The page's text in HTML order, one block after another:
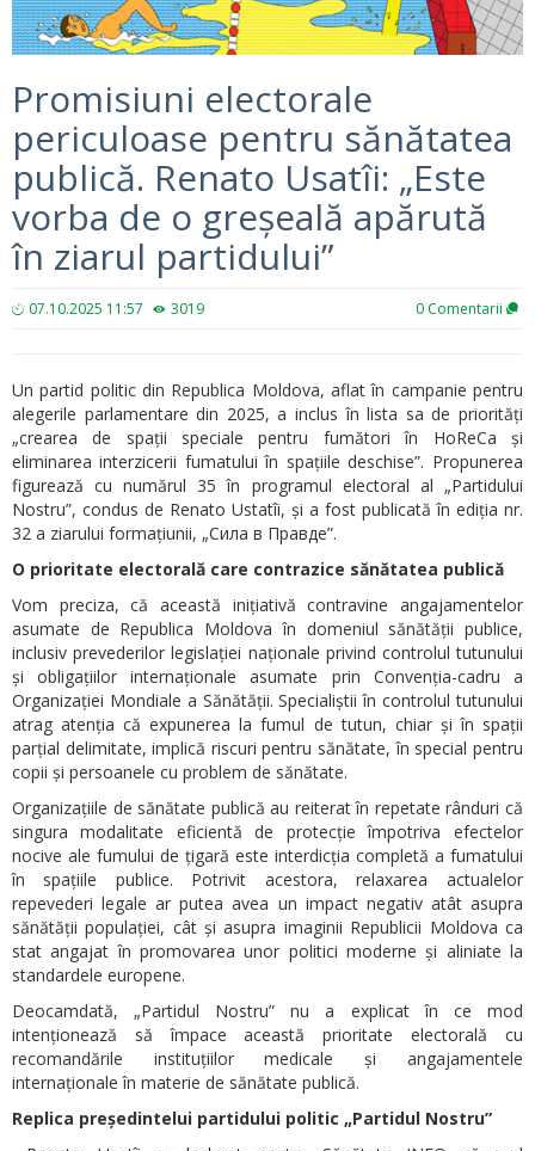
Promisiuni electorale
periculoase pentru sănătatea
publică. Renato Usatîi: „Este
vorba de o greșeală apărută
în ziarul partidului”
07.10.2025 11:57 3019 0 Comentarii
Un partid politic din Republica Moldova, aflat în campanie pentru
alegerile parlamentare din 2025, a inclus în lista sa de priorități
„crearea de spații speciale pentru fumători în HoReCa și
eliminarea interzicerii fumatului în spațiile deschise”. Propunerea
figurează cu numărul 35 în programul electoral al „Partidului
Nostru”, condus de Renato Ustatîi, și a fost publicată în ediția nr.
32 a ziarului formațiunii, „Сила в Правде”.
O prioritate electorală care contrazice sănătatea publică
Vom preciza, că această inițiativă contravine angajamentelor
asumate de Republica Moldova în domeniul sănătății publice,
inclusiv prevederilor legislației naționale privind controlul tutunului
și obligațiilor internaționale asumate prin Convenția-cadru a
Organizației Mondiale a Sănătății. Specialiștii în controlul tutunului
atrag atenția că expunerea la fumul de tutun, chiar și în spații
parțial delimitate, implică riscuri pentru sănătate, în special pentru
copii și persoanele cu problem de sănătate.
Organizațiile de sănătate publică au reiterat în repetate rânduri că
singura modalitate eficientă de protecție împotriva efectelor
nocive ale fumului de țigară este interdicția completă a fumatului
în spațiile publice. Potrivit acestora, relaxarea actualelor
repevederi legale ar putea avea un impact negativ atât asupra
sănătății populației, cât și asupra imaginii Republicii Moldova ca
stat angajat în promovarea unor politici moderne și aliniate la
standardele europene.
Deocamdată, „Partidul Nostru” nu a explicat în ce mod
intenționează să împace această prioritate electorală cu
recomandările instituțiilor medicale și angajamentele
internaționale în materie de sănătate publică.
Replica președintelui partidului politic „Partidul Nostru”